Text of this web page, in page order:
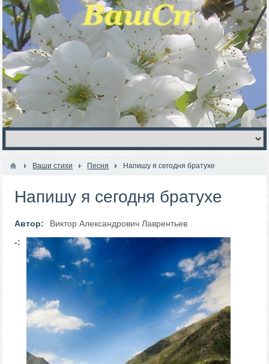
Ваши стихи Песня Напишу я сегодня братухе
Напишу я сегодня братухе
Автор:
Виктор Александрович Лаврентьев
-: